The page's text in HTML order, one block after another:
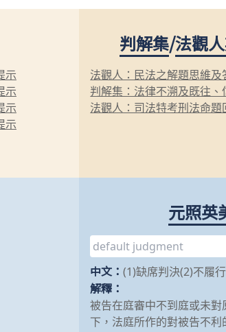
示
示
示
示
判解集/法觀
法觀人：民法之解題思維
判解集：法律不溯及既往、
法觀人：司法特考刑法命
元照英
中文：(1)缺席判決(2)不履
解釋：
被告在庭審中不到庭或未
下，法庭所作的對被告不利